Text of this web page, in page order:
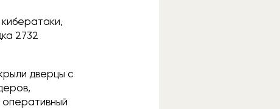
2732
дверцы с